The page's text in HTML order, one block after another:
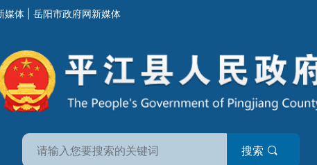
媒体 岳阳市政府网新媒体
搜索